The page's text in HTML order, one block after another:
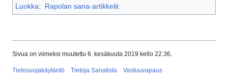
Luokka: Rapolan sana-artikkelit
Sivua on viimeksi muutettu 6. kesäkuuta 2019 kello 22.36.
Tietosuojakäytäntö Tietoja Sanatista Vastuuvapaus